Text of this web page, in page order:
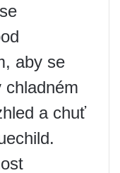
aby se
chladném
a chuť